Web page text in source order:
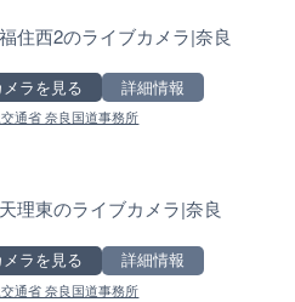
住西2のライブカメラ|奈良
ラを見る 詳細情報
通省 奈良国道事務所
理東のライブカメラ|奈良
ラを見る 詳細情報
通省 奈良国道事務所